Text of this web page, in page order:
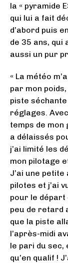
la « pyramide
qui lui a fait
d’abord puis
de 35 ans, qui
aussi un pur
« La météo
par mon
piste
réglages.
temps de mon
a délaissés
j’ai limité les
mon pilotage
J’ai une
pilotes et j’ai
pour le départ
peu de retard
que la piste
l’après-midi
le pari du sec,
qu’en qualif !